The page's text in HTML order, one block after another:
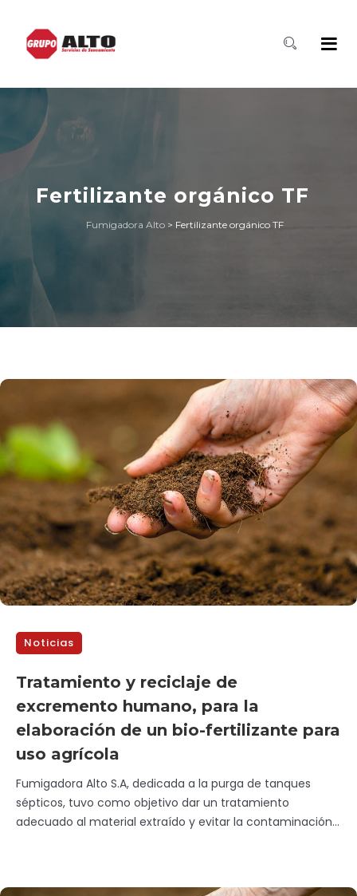
Fertilizante orgánico TF
Fumigadora Alto> Fertilizante orgánico TF
Noticias
Tratamiento y reciclaje de
excremento humano, para la
elaboración de un bio-fertilizante para
uso agrícola
Fumigadora Alto S.A, dedicada a la purga de tanques
sépticos, tuvo como objetivo dar un tratamiento
adecuado al material extraído y evitar la contaminación...